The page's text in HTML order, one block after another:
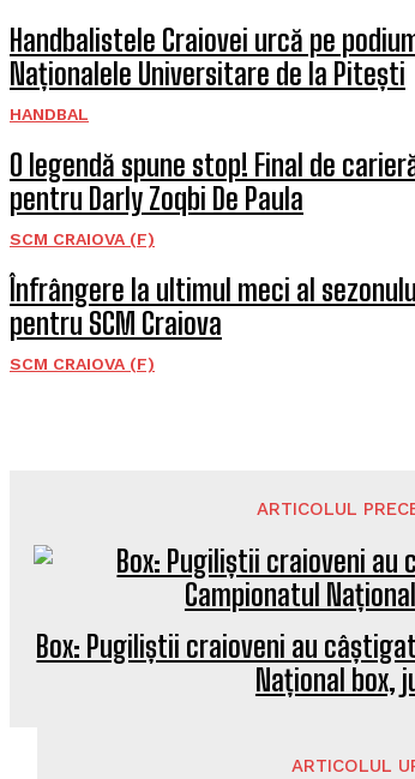
Handbalistele Craiovei urcă pe
Naționalele Universitare de la Pitești
HANDBAL
O legendă spune stop! Final de
pentru Darly Zoqbi De Paula
SCM CRAIOVA (F)
Înfrângere la ultimul meci al
pentru SCM Craiova
SCM CRAIOVA (F)
ARTICOLUL
Box: Pugiliștii craioveni au
Național box,
ARTICOLUL